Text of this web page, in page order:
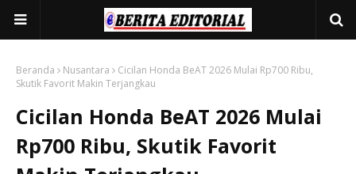
Beranda Nusantara
Cicilan Honda BeAT 2026 Mulai Rp700 Ribu,
Skutik Favorit Makin Terjangkau
Cicilan Honda BeAT 2026 Mulai
Rp700 Ribu, Skutik Favorit